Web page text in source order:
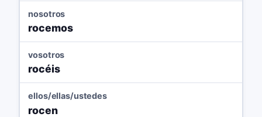
nosotros
rocemos
vosotros
rocéis
ellos/ellas/ustedes
rocen